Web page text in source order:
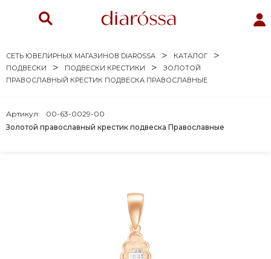
СЕТЬ ЮВЕЛИРНЫХ МАГАЗИНОВ DIAROSSA
КАТАЛОГ
ПОДВЕСКИ
ПОДВЕСКИ КРЕСТИКИ
ЗОЛОТОЙ
ПРАВОСЛАВНЫЙ КРЕСТИК ПОДВЕСКА ПРАВОСЛАВНЫЕ
Золотой православный крестик подвеска Православные
Артикул: 00-63-0029-00